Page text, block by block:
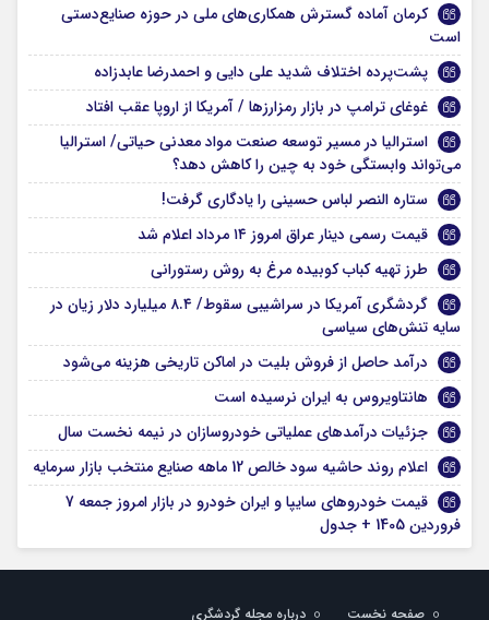
کرمان آماده گسترش همکاری‌های ملی در حوزه صنایع‌دستی
است
پشت‌پرده اختلاف شدید علی دایی و احمدرضا عابدزاده
غوغای ترامپ در بازار رمزارزها / آمریکا از اروپا عقب افتاد
استرالیا در مسیر توسعه صنعت مواد معدنی حیاتی/ استرالیا
می‌تواند وابستگی خود به چین را کاهش دهد؟
ستاره النصر لباس حسینی را یادگاری گرفت!
قیمت رسمی دینار عراق امروز ۱۴ مرداد اعلام شد
طرز تهیه کباب کوبیده مرغ به روش رستورانی
گردشگری آمریکا در سراشیبی سقوط/ ۸.۴ میلیارد دلار زیان در
سایه تنش‌های سیاسی
درآمد حاصل از فروش بلیت در اماکن تاریخی هزینه می‌شود
هانتاویروس به ایران نرسیده است
جزئیات درآمدهای عملیاتی خودروسازان در نیمه نخست سال
اعلام روند حاشیه سود خالص 12 ماهه صنایع منتخب بازار سرمایه
قیمت خودروهای سایپا و ایران خودرو در بازار امروز جمعه 7
فروردین 1405 + جدول
صفحه نخست درباره مجله گردشگری